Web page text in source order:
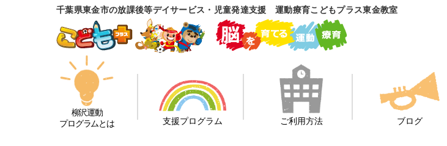
千葉県東金市の放課後等デイサービス・児童発達支援 運動療育こどもプラス東金教室
柳沢運動
プログラムとは
支援プログラム ご利用方法 ブログ